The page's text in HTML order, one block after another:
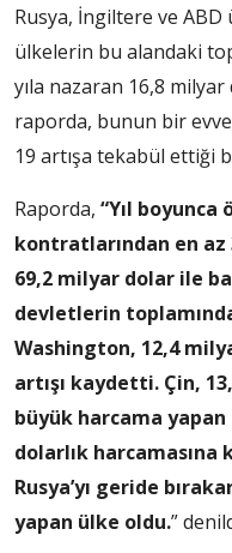
Rusya, İngiltere ve
ülkelerin bu alandaki
yıla nazaran 16,8
raporda, bunun bir
19 artışa tekabül ettiği
Raporda, “Yıl
kontratlarından en az
69,2 milyar dolar ile
devletlerin
Washington, 12,4
artışı kaydetti. Çin,
büyük harcama
dolarlık harcamasına
Rusya’yı geride
yapan ülke oldu.”